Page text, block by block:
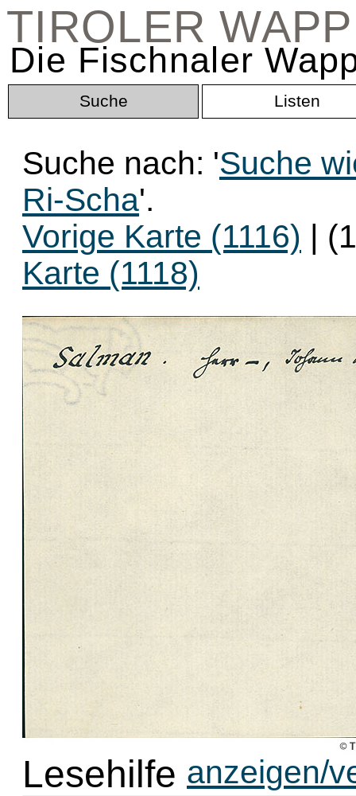
TIROLER
Die Fischnaler
Suche Listen
Suche nach: 'Suche
Ri-Scha'.
Vorige Karte (1116) |
Karte (1118)
Lesehilfe anzeigen/